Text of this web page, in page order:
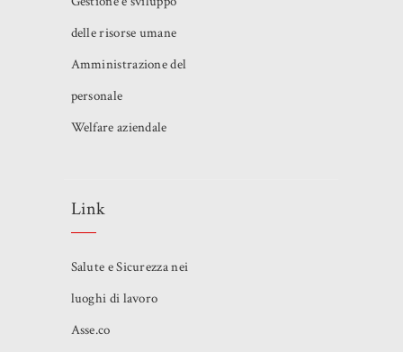
delle risorse umane
Amministrazione del
personale
Welfare aziendale
Link
Salute e Sicurezza nei
luoghi di lavoro
Asse.co